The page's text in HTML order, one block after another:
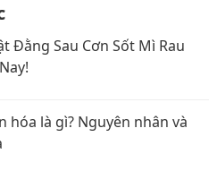
Đằng Sau Cơn Sốt Mì Rau
hóa là gì? Nguyên nhân và